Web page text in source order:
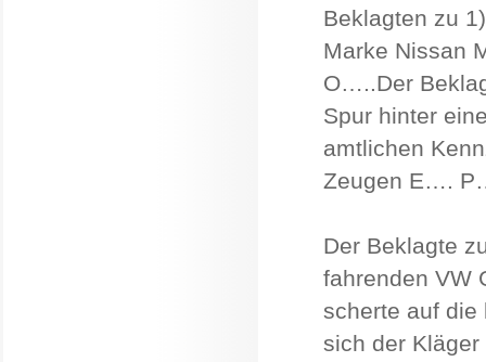
Beklagten zu
Marke Nissan
O…..Der
Spur hinter
amtlichen
Zeugen E….
Der Beklagte
fahrenden VW
scherte auf die
sich der